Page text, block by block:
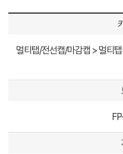
멀티탭/전선캡/마감캡 > 멀티